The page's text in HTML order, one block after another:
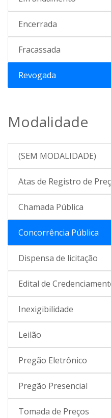
Encerrada
Fracassada
Revogada
Modalidade
(SEM MODALIDADE)
Atas de Registro de
Chamada Pública
Concorrência Pública
Dispensa de licitação
Edital de
Inexigibilidade
Leilão
Pregão Eletrônico
Pregão Presencial
Tomada de Preços